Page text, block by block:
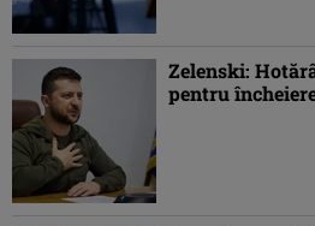
Zelenski:
pentru